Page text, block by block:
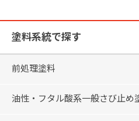
塗料系統で探す
前処理塗料
油性・フタル酸系一般さび止め